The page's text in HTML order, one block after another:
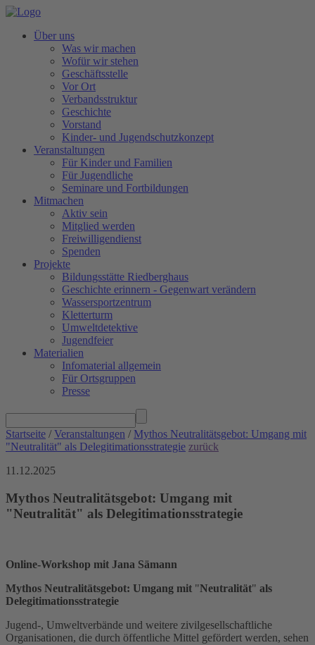
Über uns
Was wir machen
Wofür wir stehen
Geschäftsstelle
Vor Ort
Verbandsstruktur
Geschichte
Vorstand
Kinder- und Jugendschutzkonzept
Veranstaltungen
Für Kinder und Familien
Für Jugendliche
Seminare und Fortbildungen
Mitmachen
Aktiv sein
Mitglied werden
Freiwilligendienst
Spenden
Projekte
Bildungsstätte Riedberghaus
Geschichte erinnern - Gegenwart verändern
Wassersportzentrum
Kletterturm
Umweltdetektive
Jugendfeier
Materialien
Infomaterial allgemein
Für Ortsgruppen
Presse
Startseite / Veranstaltungen / Mythos Neutralitätsgebot: Umgang mit
"Neutralität" als Delegitimationsstrategie zurück
11.12.2025
Mythos Neutralitätsgebot: Umgang mit
"Neutralität" als Delegitimationsstrategie
Online-Workshop mit Jana Sämann
Mythos Neutralitätsgebot: Umgang mit "Neutralität" als
Delegitimationsstrategie
Jugend-, Umweltverbände und weitere zivilgesellschaftliche
Organisationen, die durch öffentliche Mittel gefördert werden, sehen